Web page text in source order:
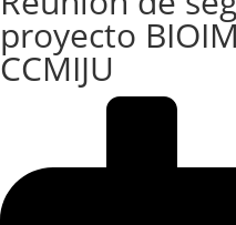
proyecto
CCMIJU